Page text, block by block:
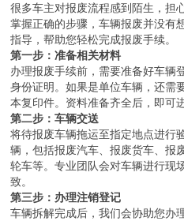
很多车主对报废流程感到陌生，担
掌握正确的步骤，车辆报废并没有
指导，帮助您轻松完成报废手续。
第一步：准备相关材料
办理报废手续前，需要准备好车辆
身份证明。如果是单位车辆，还需
本复印件。资料准备齐全后，即可
第二步：车辆交送
将待报废车辆拖运至指定地点进行
辆，包括报废汽车、报废货车、报
轮车等。专业团队会对车辆进行现
致。
第三步：办理注销登记
车辆拆解完成后，我们会协助您办